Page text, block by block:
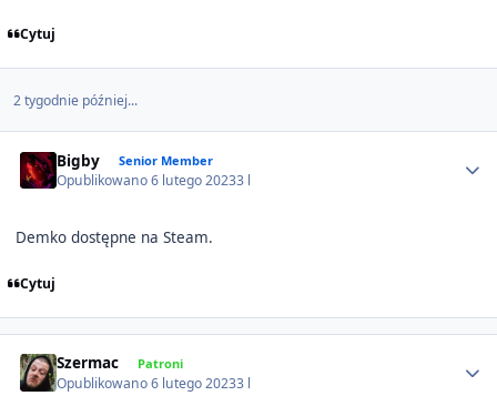
Cytuj
2 tygodnie później...
Bigby Senior Member
Opublikowano6 lutego 20233 l
Demko dostępne na Steam.
Cytuj
Szermac Patroni
Opublikowano6 lutego 20233 l